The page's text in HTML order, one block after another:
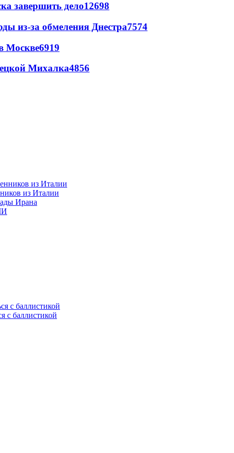
завершить дело12698
из-за обмеления Днестра7574
Москве6919
Михалка4856
из Италии
Ирана
с баллистикой